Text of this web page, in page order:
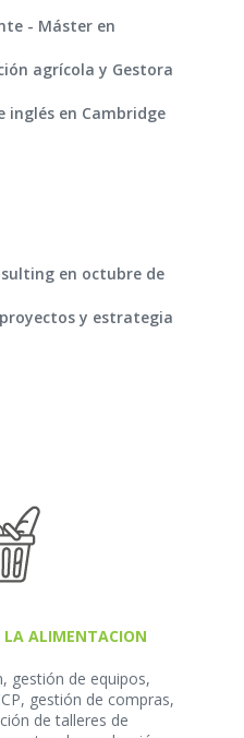
- Máster en
agrícola y Gestora
inglés en Cambridge
en octubre de
y estrategia
LA ALIMENTACION
gestión de equipos,
gestión de compras,
de talleres de